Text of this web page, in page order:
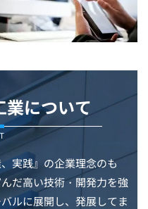
業について
実践』の企業理念のも
だ高い技術・開発力を強
ルに展開し、発展してま